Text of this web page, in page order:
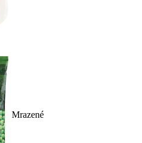
Mrazené